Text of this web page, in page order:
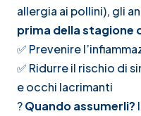
allergia ai pollini), gli
prima della stagione
✅ Prevenire
✅ Ridurre il rischio di
e occhi lacrimanti
?Quando assumerli?